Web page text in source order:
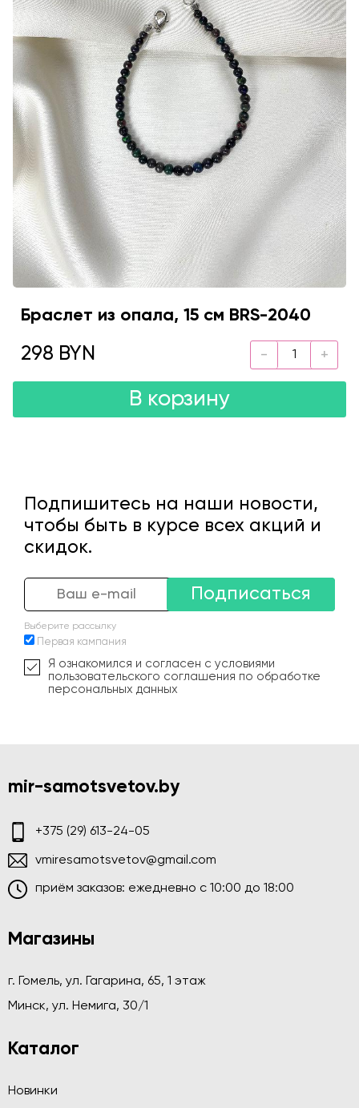
Браслет из опала, 15 см BRS-2040
298 BYN
В корзину
Подпишитесь на наши новости,
чтобы быть в курсе всех акций и
скидок.
Подписаться
Выберите рассылку
Первая кампания
Я ознакомился и согласен с условиями
пользовательского соглашения по обработке
персональных данных
mir-samotsvetov.by
+375 (29) 613-24-05
vmiresamotsvetov@gmail.com
приём заказов: ежедневно c 10:00 до 18:00
Магазины
г. Гомель, ул. Гагарина, 65, 1 этаж
Минск, ул. Немига, 30/1
Каталог
Новинки